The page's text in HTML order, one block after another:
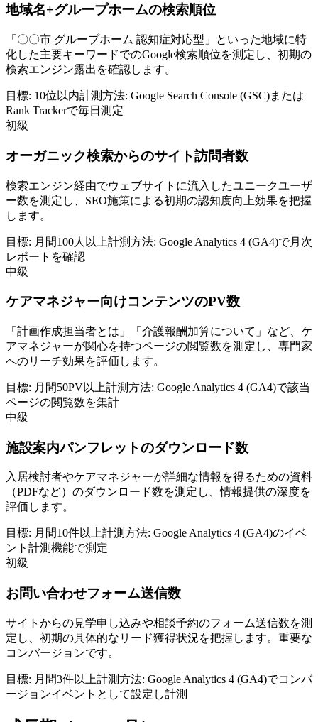
地域名+グループホームの検索順位
「〇〇市 グループホーム 認知症対応型」といった地域に特
化した主要キーワードでのGoogle検索順位を測定し、初期の
検索エンジン露出を確認します。
目標: 10位以内計測方法: Google Search Console (GSC)または
Rank Trackerで毎日測定
初級
オーガニック検索からのサイト訪問者数
検索エンジン経由でウェブサイトに流入したユニークユーザ
ー数を測定し、SEO施策による初期の認知度向上効果を把握
します。
目標: 月間100人以上計測方法: Google Analytics 4 (GA4)で月次
レポートを確認
中級
ケアマネジャー向けコンテンツのPV数
「計画作成担当者とは」「介護報酬加算について」など、ケ
アマネジャーが関心を持つページの閲覧数を測定し、専門家
へのリーチ効果を評価します。
目標: 月間50PV以上計測方法: Google Analytics 4 (GA4)で該当
ページの閲覧数を集計
中級
施設案内パンフレットのダウンロード数
入居検討者やケアマネジャーが詳細な情報を得るための資料
（PDFなど）のダウンロード数を測定し、情報提供の深度を
評価します。
目標: 月間10件以上計測方法: Google Analytics 4 (GA4)のイベ
ント計測機能で測定
初級
お問い合わせフォーム送信数
サイトからの見学申し込みや相談予約のフォーム送信数を測
定し、初期の具体的なリード獲得状況を把握します。重要な
コンバージョンです。
目標: 月間3件以上計測方法: Google Analytics 4 (GA4)でコンバ
ージョンイベントとして設定し計測